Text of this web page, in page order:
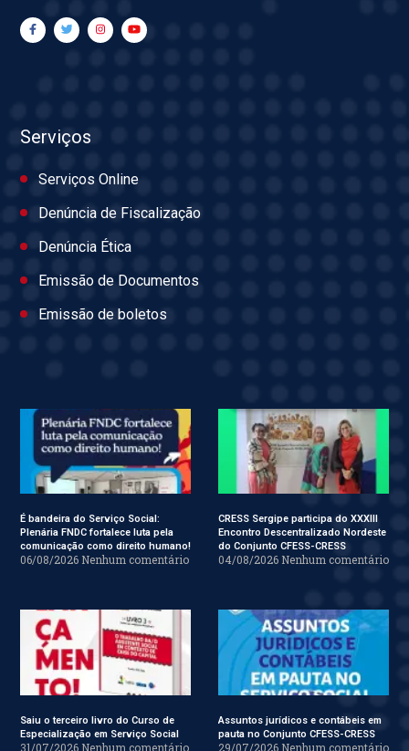
Serviços
Serviços Online
Denúncia de Fiscalização
Denúncia Ética
Emissão de Documentos
Emissão de boletos
É bandeira do Serviço Social:
Plenária FNDC fortalece luta pela
comunicação como direito humano!
06/08/2026 Nenhum comentário
CRESS Sergipe participa do XXXIII
Encontro Descentralizado Nordeste
do Conjunto CFESS-CRESS
04/08/2026 Nenhum comentário
Saiu o terceiro livro do Curso de
Especialização em Serviço Social
31/07/2026 Nenhum comentário
Assuntos jurídicos e contábeis em
pauta no Conjunto CFESS-CRESS
29/07/2026 Nenhum comentário